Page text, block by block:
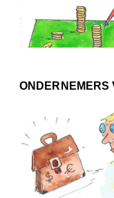
ONDERNEMERS